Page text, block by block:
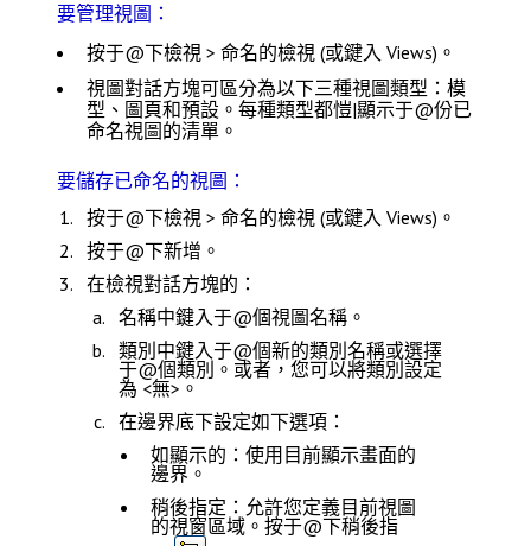
要管理視圖：
按于@下檢視 > 命名的檢視 (或鍵入Views)。
視圖對話方塊可區分為以下三種視圖類型：模
型 、 圖頁和預設 。每種類型都愷|顯示于@份已
命名視圖的清單。
要儲存已命名的視圖：
按于@下檢視 > 命名的檢視 (或鍵入Views)。
按于@下新增 。
在檢視對話方塊的：
名稱中鍵入于@個視圖名稱。
類別 中鍵入于@個新的類別名稱或選擇
于@個類別。或者，您可以將類別設定
為 <無> 。
在邊界底下設定如下選項：
如顯示的 ：使用目前顯示畫面的
邊界。
稍後指定 ：允許您定義目前視圖
的視窗區域。按于@下稍後指